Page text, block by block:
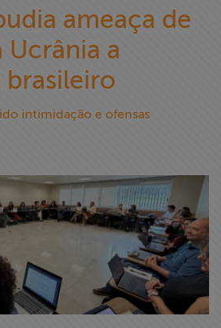
ameaça de
Ucrânia a
brasileiro
intimidação e ofensas